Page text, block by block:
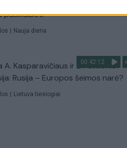
pasikalbėti
| Nauja diena
00:42:12
A. Kasparavičiaus ir Ž Pavilionio
Rusija – Europos šeimos narė?
| Lietuva tiesiogiai